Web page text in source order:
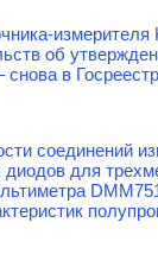
измерителя
об
в
соединений
для